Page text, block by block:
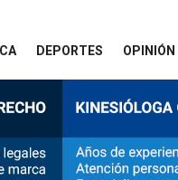
DEPORTES OPINIÓN